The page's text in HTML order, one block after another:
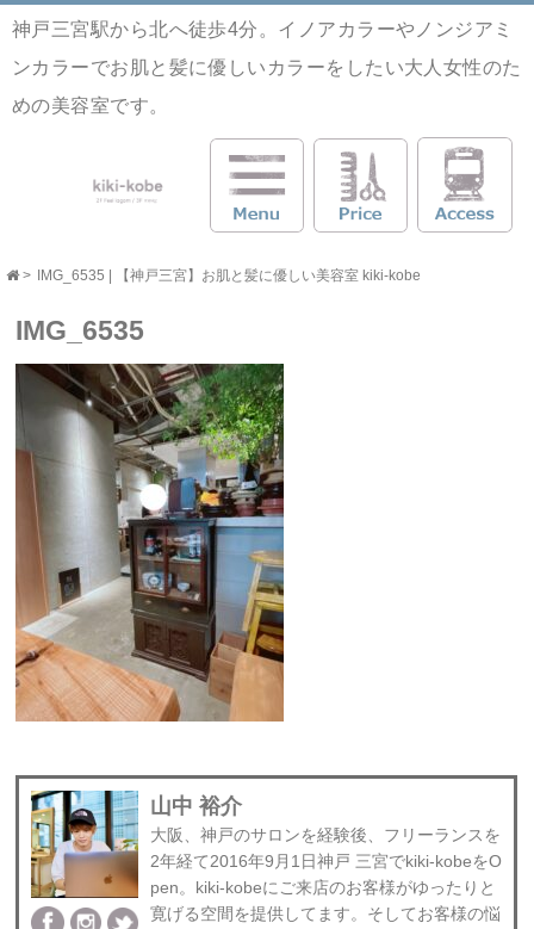
神戸三宮駅から北へ徒歩4分。イノアカラーやノンジアミ
ンカラーでお肌と髪に優しいカラーをしたい大人女性のた
めの美容室です。
> IMG_6535 | 【神戸三宮】お肌と髪に優しい美容室 kiki-kobe
IMG_6535
山中 裕介
大阪、神戸のサロンを経験後、フリーランスを
2年経て2016年9月1日神戸 三宮でkiki-kobeをO
pen。kiki-kobeにご来店のお客様がゆったりと
寛げる空間を提供してます。そしてお客様の悩